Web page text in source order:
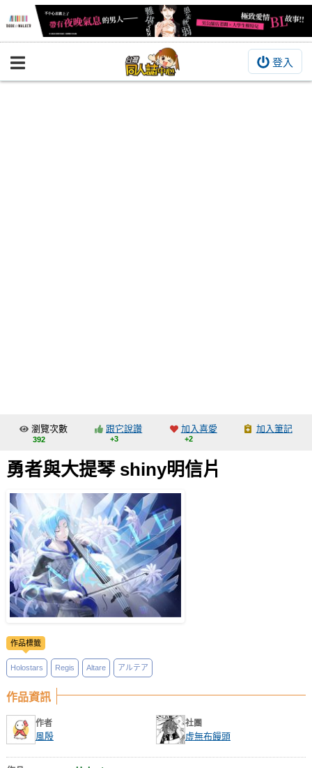
登入
BOOKY書集倉庫
交流中心
攤位轉讓區
會員中心
註冊會員
登入
瀏覽次數
392
跟它說讚
+3
加入喜愛
+2
加入筆記
勇者與大提琴 shiny明信片
作品標籤
Holostars Regis Altare アルテア
作品資訊
作者
風殷
社團
虛無布饅頭